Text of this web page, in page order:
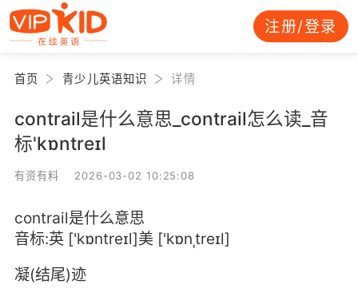
注册/登录
首页 青少儿英语知识 详情
contrail是什么意思_contrail怎么读_音
标'kɒntreɪl
有资有料 2026-03-02 10:25:08
contrail是什么意思
音标:英 ['kɒntreɪl]美 ['kɒnˌtreɪl]
凝(结尾)迹